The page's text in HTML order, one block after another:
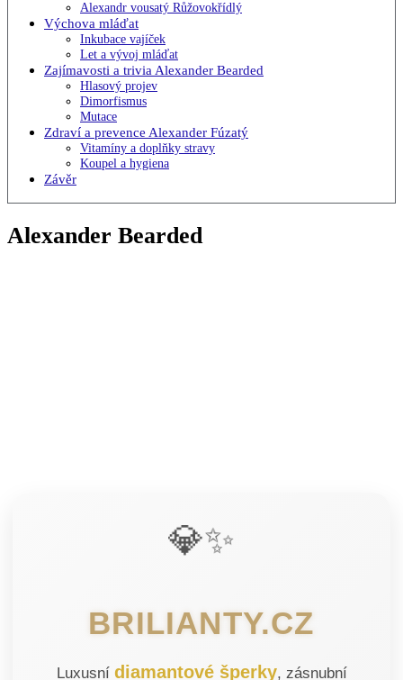
Alexandr vousatý Růžovokřídlý
Výchova mláďat
Inkubace vajíček
Let a vývoj mláďat
Zajímavosti a trivia Alexander Bearded
Hlasový projev
Dimorfismus
Mutace
Zdraví a prevence Alexander Fúzatý
Vitamíny a doplňky stravy
Koupel a hygiena
Závěr
Alexander Bearded
💎✨
BRILIANTY.CZ
Luxusní diamantové šperky, zásnubní